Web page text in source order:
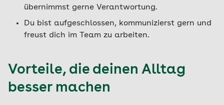
übernimmst gerne Verantwortung.
Du bist aufgeschlossen, kommunizierst gern und
freust dich im Team zu arbeiten.
Vorteile, die deinen Alltag
besser machen